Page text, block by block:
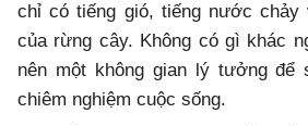
chỉ có tiếng gió, tiếng nước chảy
của rừng cây. Không có gì khác
nên một không gian lý tưởng
chiêm nghiệm cuộc sống.